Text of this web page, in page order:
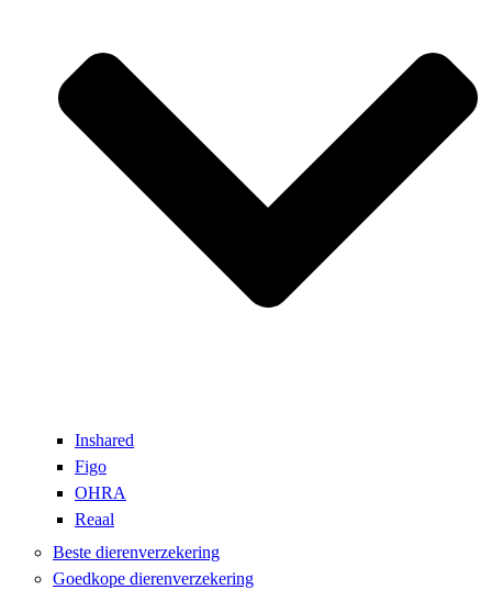
Inshared
Figo
OHRA
Reaal
Beste dierenverzekering
Goedkope dierenverzekering